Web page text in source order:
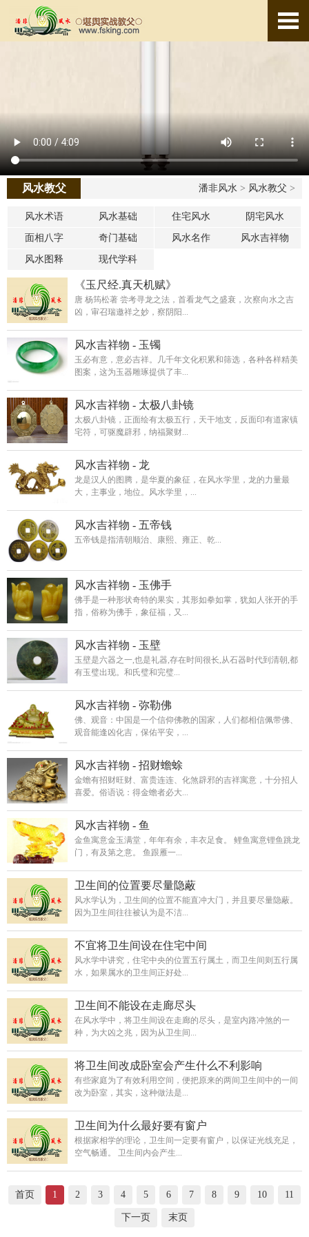
风水教父 潘非风水 > 风水教父 >
风水术语 风水基础 住宅风水 阴宅风水
面相八字 奇门基础 风水名作 风水吉祥物
风水图释 现代学科
《玉尺经.真天机赋》
唐 杨筠松著 尝考寻龙之法，首看龙气之盛衰，次察向水之吉
凶，审召瑞邀祥之妙，察阴阳...
风水吉祥物 - 玉镯
玉必有意，意必吉祥。几千年文化积累和筛选，各种各样精美
图案，这为玉器雕琢提供了丰...
风水吉祥物 - 太极八卦镜
太极八卦镜，正面绘有太极五行，天干地支，反面印有道家镇
宅符，可驱魔辟邪，纳福聚财...
风水吉祥物 - 龙
龙是汉人的图腾，是华夏的象征，在风水学里，龙的力量最
大，主事业，地位。风水学里，...
风水吉祥物 - 五帝钱
五帝钱是指清朝顺治、康熙、雍正、乾...
风水吉祥物 - 玉佛手
佛手是一种形状奇特的果实，其形如拳如掌，犹如人张开的手
指，俗称为佛手，象征福，又...
风水吉祥物 - 玉壁
玉壁是六器之一,也是礼器,存在时间很长,从石器时代到清朝,都
有玉璧出现。和氏璧和完璧...
风水吉祥物 - 弥勒佛
佛、观音：中国是一个信仰佛教的国家，人们都相信佩带佛、
观音能逢凶化吉，保佑平安，...
风水吉祥物 - 招财蟾蜍
金蟾有招财旺财、富贵连连、化煞辟邪的吉祥寓意，十分招人
喜爱。俗语说：得金蟾者必大...
风水吉祥物 - 鱼
金鱼寓意金玉满堂，年年有余，丰衣足食。 鲤鱼寓意锂鱼跳龙
门，有及第之意。 鱼跟雁一...
卫生间的位置要尽量隐蔽
风水学认为，卫生间的位置不能直冲大门，并且要尽量隐蔽。
因为卫生间往往被认为是不洁...
不宜将卫生间设在住宅中间
风水学中讲究，住宅中央的位置五行属土，而卫生间则五行属
水，如果属水的卫生间正好处...
卫生间不能设在走廊尽头
在风水学中，将卫生间设在走廊的尽头，是室内路冲煞的一
种，为大凶之兆，因为从卫生间...
将卫生间改成卧室会产生什么不利影响
有些家庭为了有效利用空间，便把原来的两间卫生间中的一间
改为卧室，其实，这种做法是...
卫生间为什么最好要有窗户
根据家相学的理论，卫生间一定要有窗户，以保证光线充足，
空气畅通。 卫生间内会产生...
首页 1 2 3 4 5 6 7 8 9 10 11
下一页 末页